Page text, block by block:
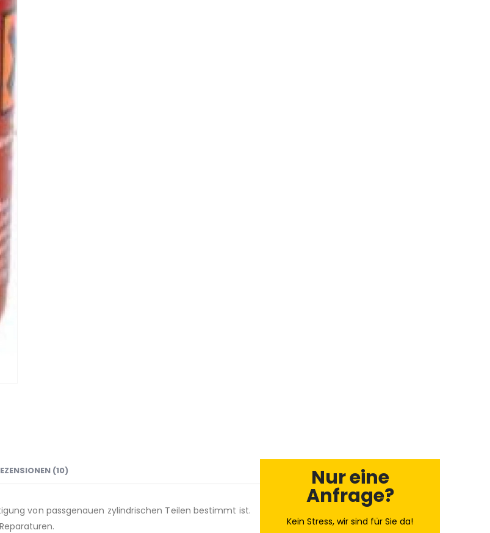
(10)
von passgenauen zylindrischen Teilen bestimmt ist.
Nur eine
Anfrage?
Kein Stress, wir sind für Sie da!